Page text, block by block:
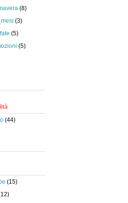
(8)
(3)
(5)
(5)
(44)
(15)